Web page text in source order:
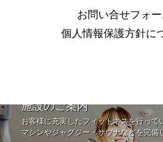
お問い合せフォ
個人情報保護方針に
施設のご案内
お客様に充実したフィットネスを行って
マシンやジャグジー・サウナなどを完備